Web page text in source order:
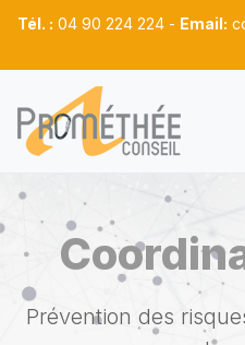
Tél. : 04 90 224 224 - Email:
Prévention des